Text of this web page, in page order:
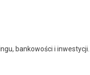
bankowości i inwestycji.